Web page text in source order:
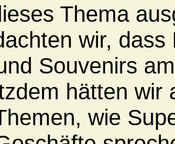
Thema
wir, dass
Souvenirs
hätten wir
wie